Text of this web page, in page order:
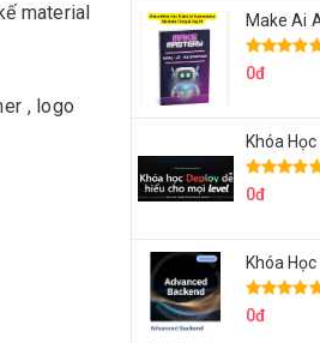
material
, logo
0đ
0đ
0đ